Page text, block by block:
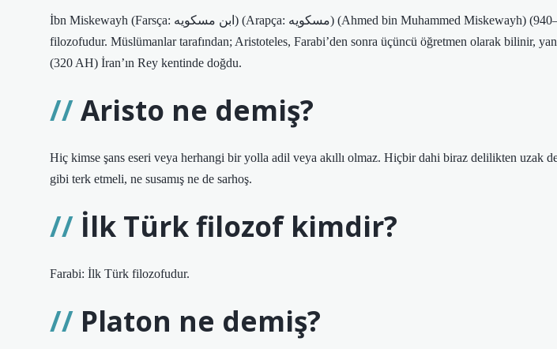
İbn Miskewayh (Farsça: ابن مسکویه) (Arapça: مسكويه) (Ahmed bin Muhammed Miskewayh) (940–1030) Fars kökenli ünlü bir Şii
filozofudur. Müslümanlar tarafından; Aristoteles, Farabi’den sonra üçüncü öğretmen olarak bilinir,
(320 AH) İran’ın Rey kentinde doğdu.
Aristo ne demiş?
Hiç kimse şans eseri veya herhangi bir yolla adil veya akıllı olmaz. Hiçbir dahi biraz delilikten uzak
gibi terk etmeli, ne susamış ne de sarhoş.
İlk Türk filozof kimdir?
Farabi: İlk Türk filozofudur.
Platon ne demiş?